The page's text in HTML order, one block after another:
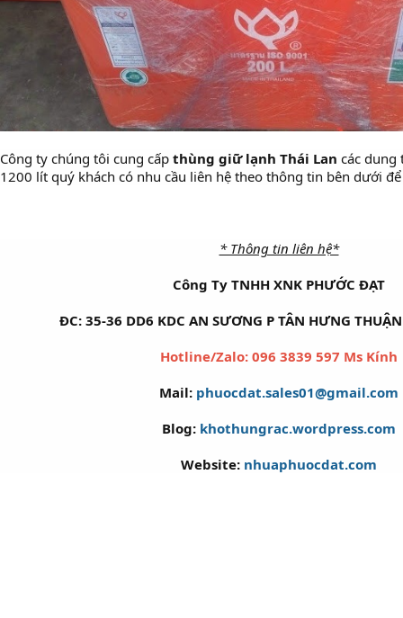
Công ty chúng tôi cung cấp thùng giữ lạnh Thái Lan các dung
1200 lít quý khách có nhu cầu liên hệ theo thông tin bên dưới
* Thông tin liên hệ*
Công Ty TNHH XNK PHƯỚC ĐẠT
ĐC: 35-36 DD6 KDC AN SƯƠNG P TÂN HƯNG
Hotline/Zalo: 096 3839 597 Ms Kính
Mail: phuocdat.sales01@gmail.com
Blog: khothungrac.wordpress.com
Website: nhuaphuocdat.com